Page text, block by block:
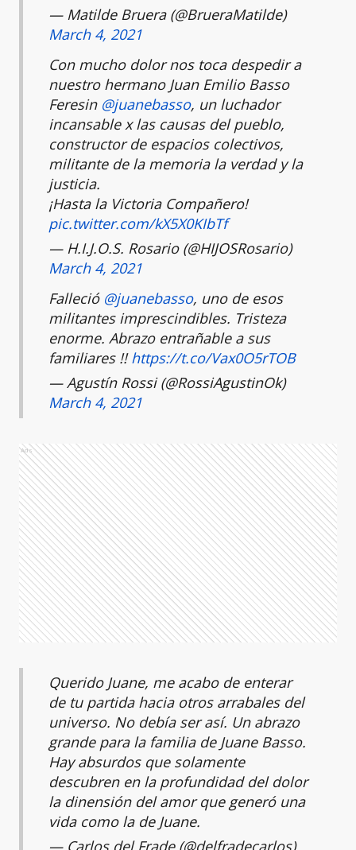
— Matilde Bruera (@BrueraMatilde)
March 4, 2021
Con mucho dolor nos toca despedir a
nuestro hermano Juan Emilio Basso
Feresin @juanebasso, un luchador
incansable x las causas del pueblo,
constructor de espacios colectivos,
militante de la memoria la verdad y la
justicia.
¡Hasta la Victoria Compañero!
pic.twitter.com/kX5X0KIbTf
— H.I.J.O.S. Rosario (@HIJOSRosario)
March 4, 2021
Falleció @juanebasso, uno de esos
militantes imprescindibles. Tristeza
enorme. Abrazo entrañable a sus
familiares !!https://t.co/Vax0O5rTOB
— Agustín Rossi (@RossiAgustinOk)
March 4, 2021
Ads
Querido Juane, me acabo de enterar
de tu partida hacia otros arrabales del
universo. No debía ser así. Un abrazo
grande para la familia de Juane Basso.
Hay absurdos que solamente
descubren en la profundidad del dolor
la dinensión del amor que generó una
vida como la de Juane.